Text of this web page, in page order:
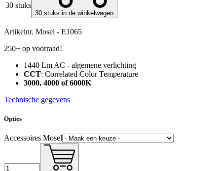
30 stuks
30 stuks in de winkelwagen
Artikelnr. Mosel - E1065
250+ op voorraad!
1440 Lm AC - algemene verlichting
CCT: Correlated Color Temperature
3000, 4000 of 6000K
Technische gegevens
Opties
Accessoires Mosel